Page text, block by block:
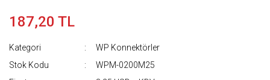
187,20 TL
Kategori
WP Konnektörler
Stok Kodu
WPM-0200M25